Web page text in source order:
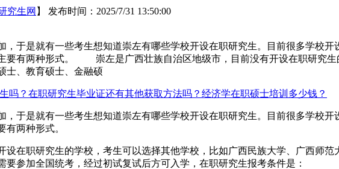
究生网 】
发布时间：2025/7/31 13:50:00
是就有一些考生想知道崇左有哪些学校开设在职研究生。目前很多学校开
要有两种形式。 崇左是广西壮族自治区地级市，目前没有开设在职研究生
士、教育硕士、金融硕
吗？ 在职研究生毕业证还有其他获取方法吗？ 经济学在职硕士培训多少钱？
于是就有一些考生想知道崇左有哪些学校开设在职研究生。目前很多学校开
两种形式。
职研究生的学校，考生可以选择其他学校，比如广西民族大学、广西师范
参加全国统考，经过初试复试后方可入学，在职研究生报考条件是：